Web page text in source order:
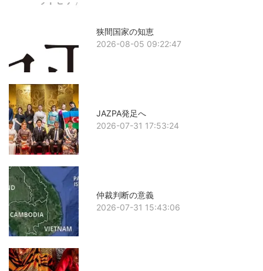
狭間国家の知恵
2026-08-05 09:22:47
JAZPA発足へ
2026-07-31 17:53:24
仲裁判断の意義
2026-07-31 15:43:06